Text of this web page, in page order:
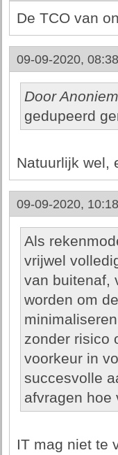
De TCO van
09-09-2020,
Door
gedupeerd
Natuurlijk wel,
09-09-2020,
Als
vrijwel
van buitenaf,
worden om
zonder risico
voorkeur in
succesvolle
afvragen hoe
IT mag niet te